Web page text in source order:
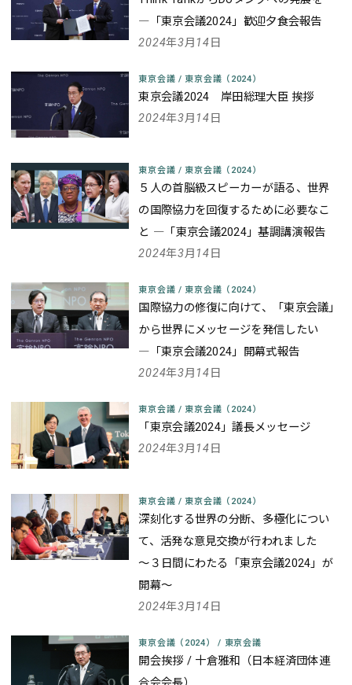
―「東京会議2024」歓迎夕食会報告
2024年3月14日
東京会議 / 東京会議（2024）
東京会議2024 岸田総理大臣 挨拶
2024年3月14日
東京会議 / 東京会議（2024）
５人の首脳級スピーカーが語る、世界
の国際協力を回復するために必要なこ
と ―「東京会議2024」基調講演報告
2024年3月14日
東京会議 / 東京会議（2024）
国際協力の修復に向けて、「東京会議」
から世界にメッセージを発信したい
―「東京会議2024」開幕式報告
2024年3月14日
東京会議 / 東京会議（2024）
「東京会議2024」議長メッセージ
2024年3月14日
東京会議 / 東京会議（2024）
深刻化する世界の分断、多極化につい
て、活発な意見交換が行われました
～３日間にわたる「東京会議2024」が
開幕～
2024年3月14日
東京会議（2024）/ 東京会議
開会挨拶 / 十倉雅和（日本経済団体連